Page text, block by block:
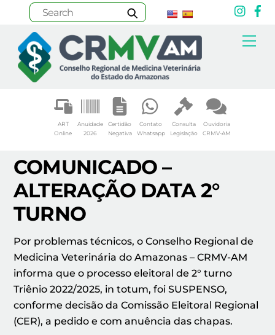
content
ART
Online
Anuidade
2026
Certidão
Negativa
Contato
Whatsapp
Consulta
Legislação
Ouvidoria
CRMV-AM
COMUNICADO –
ALTERAÇÃO DATA 2°
TURNO
Por problemas técnicos, o Conselho Regional de
Medicina Veterinária do Amazonas – CRMV-AM
informa queo processo eleitoral de 2° turno
Triênio 2022/2025, in totum, foi SUSPENSO,
conforme decisão da Comissão Eleitoral Regional
(CER), a pedido e com anuência das chapas.